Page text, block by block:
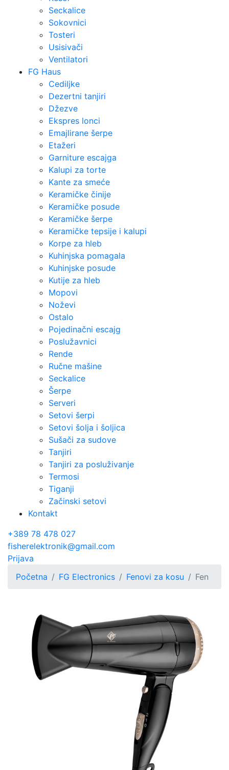
Seckalice
Sokovnici
Tosteri
Usisivači
Ventilatori
FG Haus
Cediljke
Dezertni tanjiri
Džezve
Ekspres lonci
Emajlirane šerpe
Etažeri
Garniture escajga
Kalupi za torte
Kante za smeće
Keramičke činije
Keramičke posude
Keramičke šerpe
Keramičke tepsije i kalupi
Korpe za hleb
Kuhinjska pomagala
Kuhinjske posude
Kutije za hleb
Mopovi
Noževi
Ostalo
Pojedinačni escajg
Poslužavnici
Rende
Ručne mašine
Seckalice
Šerpe
Serveri
Setovi šerpi
Setovi šolja i šoljica
Sušači za sudove
Tanjiri
Tanjiri za posluživanje
Termosi
Tiganji
Začinski setovi
Kontakt
+389 78 478 027
fisherelektronik@gmail.com
Prijava
Početna
FG Electronics Fenovi za kosu Fen